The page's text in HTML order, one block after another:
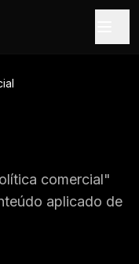
comercial"
aplicado de